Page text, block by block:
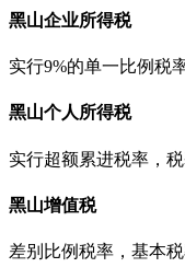
黑山企业所得税
实行9%的单一比例税
黑山个人所得税
实行超额累进税率，
黑山增值税
差别比例税率，基本